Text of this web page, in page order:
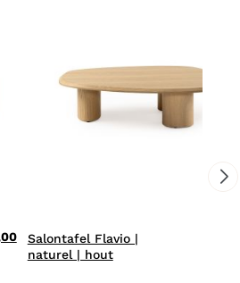
Salontafel Flavio |
naturel | hout